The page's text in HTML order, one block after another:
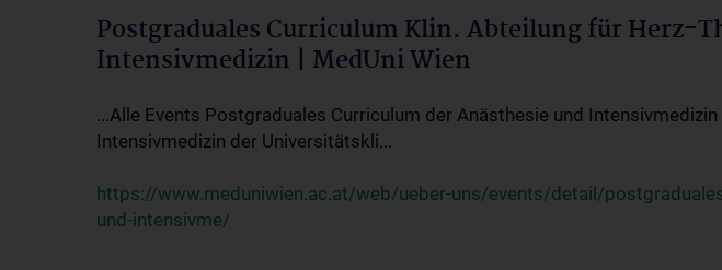
Postgraduales Curriculum Klin. Abteilung für Herz-
Intensivmedizin | MedUni Wien
...Alle Events Postgraduales Curriculum der Anästhesie und
Intensivmedizin der Universitätskli...
https://www.meduniwien.ac.at/web/ueber-uns/events/detail/
und-intensivme/